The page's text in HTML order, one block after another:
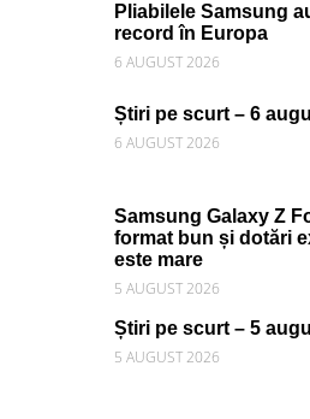
Pliabilele Samsung
record în Europa
6 AUGUST 2026
Știri pe scurt – 6
6 AUGUST 2026
Samsung Galaxy Z
format bun și dotări
este mare
5 AUGUST 2026
Știri pe scurt – 5
5 AUGUST 2026